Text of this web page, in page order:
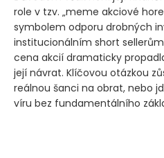
role v tzv. „meme akciové
symbolem odporu drobných
institucionálním short
cena akcií dramaticky
její návrat. Klíčovou otázkou
reálnou šanci na obrat, nebo
víru bez fundamentálního